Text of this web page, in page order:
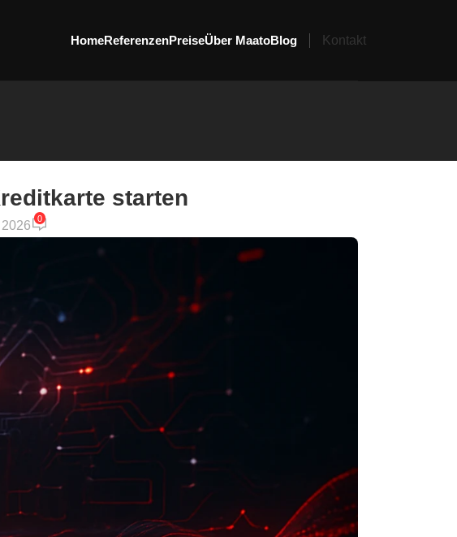
HomeReferenzenPreiseÜber MaatoBlog Kontakt
starten
0